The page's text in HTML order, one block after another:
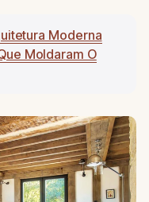
Moderna
Moldaram O